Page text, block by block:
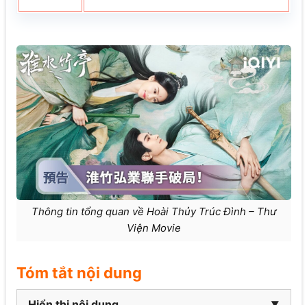
Thông tin tổng quan về Hoài Thủy Trúc Đình – Thư
Viện Movie
Tóm tắt nội dung